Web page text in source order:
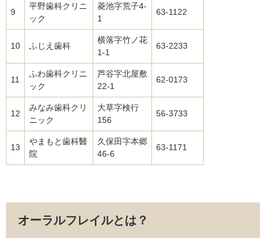
9
平野歯科クリニ
ック
菱池字荒子4-
1
63-1122
10 ふじえ歯科
横落字竹ノ花
1-1
63-2233
11
ふわ歯科クリニ
ック
芦谷字北屋敷
22-1
62-0173
12
みなみ歯科クリ
ニック
大草字検行
156
56-3733
13
やまもと歯科醫
院
久保田字本郷
46-6
63-1171
オーラルフレイルとは？